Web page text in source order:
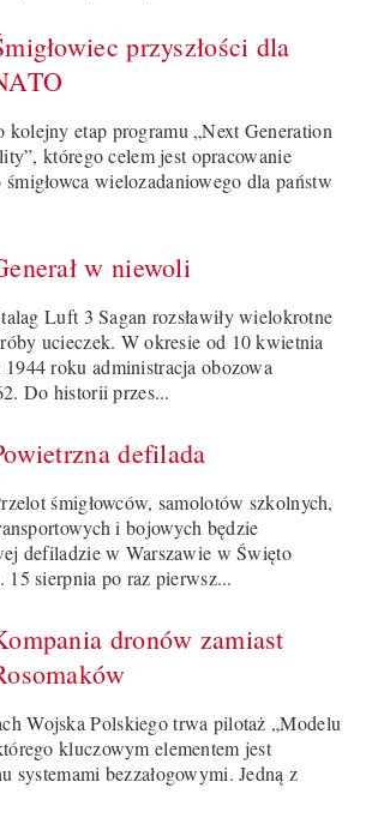
przyszłości dla
kolejny etap programu „Next Generation
którego celem jest opracowanie
wielozadaniowego dla państw
w niewoli
Luft 3 Sagan rozsławiły wielokrotne
ucieczek. W okresie od 10 kwietnia
1944 roku administracja obozowa
Do historii przes...
defilada
śmigłowców, samolotów szkolnych,
i bojowych będzie
defiladzie w Warszawie w Święto
15 sierpnia po raz pierwsz...
dronów zamiast
Wojska Polskiego trwa pilotaż „Modelu
kluczowym elementem jest
systemami bezzałogowymi. Jedną z